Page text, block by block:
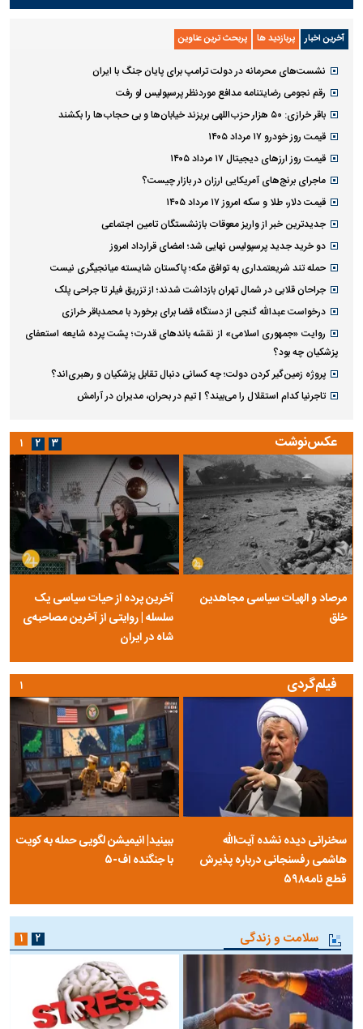
آخرین اخبار پربازدید ها پربحث ترین عناوین
نشست‌های محرمانه در دولت ترامپ برای پایان جنگ با ایران
رقم نجومی رضایتنامه مدافع موردنظر پرسپولیس لو رفت
باقر خرازی: ۵۰ هزار حزب‌اللهی بریزند خیابان‌ها و بی حجاب‌ها را بکشند
قیمت روز خودرو ۱۷ مرداد ۱۴۰۵
قیمت روز ارز‌های دیجیتال ۱۷ مرداد ۱۴۰۵
ماجرای برنج‌های آمریکایی ارزان در بازار چیست؟
قیمت دلار، طلا و سکه امروز ۱۷ مرداد ۱۴۰۵
جدیدترین خبر از واریز معوقات بازنشستگان تامین اجتماعی
دو خرید جدید پرسپولیس نهایی شد؛ امضای قرارداد امروز
حمله تند شریعتمداری به توافق مکه؛ پاکستان شایسته میانجیگری نیست
جراحان قلابی در شمال تهران بازداشت شدند؛ از تزریق فیلر تا جراحی پلک
درخواست عبدالله گنجی از دستگاه قضا برای برخورد با محمدباقر خرازی
روایت «جمهوری اسلامی» از نقشه باند‌های قدرت؛ پشت پرده شایعه استعفای
پزشکیان چه بود؟
پروژه زمین‌گیر کردن دولت؛ چه کسانی دنبال تقابل پزشکیان و رهبری‌اند؟
تاجرنیا کدام استقلال را می‌بیند؟ | تیم در بحران، مدیران در آرامش
عکس‌نوشت
مرصاد و الهیات سیاسی مجاهدین
خلق
آخرین پرده از حیات سیاسی یک
سلسله | روایتی از آخرین مصاحبه‌ی
شاه در ایران
۱ ۲ ۳
فیلم‌گردی
سخنرانی دیده نشده آیت‌الله
هاشمی رفسنجانی درباره پذیرش
قطع نامه۵۹۸
ببینید| انیمیشن لگویی حمله به کویت
با جنگنده اف-۵
۱
سلامت و زندگی ۱ ۲